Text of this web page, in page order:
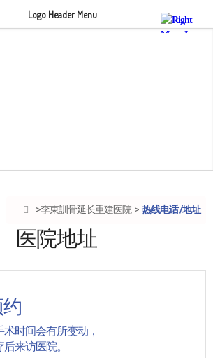
李東訓骨延长重建医院 热线电话 /地址
医院地址
时间会有所变动，
来访医院。